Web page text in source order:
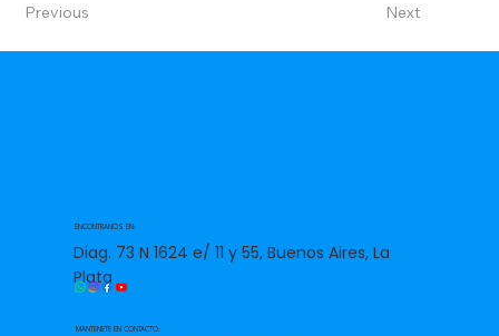
Previous Next
ENCONTRANOS EN:
Diag. 73 N 1624 e/ 11 y 55, Buenos Aires, La
Plata
MANTENETE EN CONTACTO: